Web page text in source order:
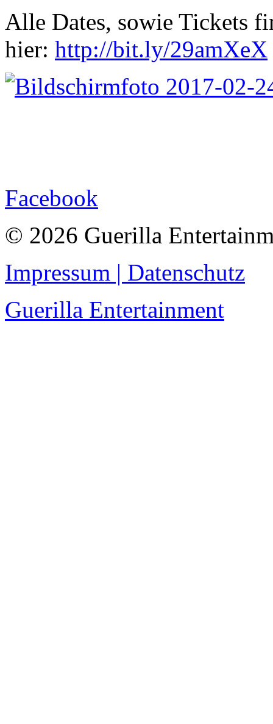
Alle Dates, sowie Tickets
hier: http://bit.ly/29amXeX
Facebook
© 2026 Guerilla
Impressum | Datenschutz
Guerilla Entertainment